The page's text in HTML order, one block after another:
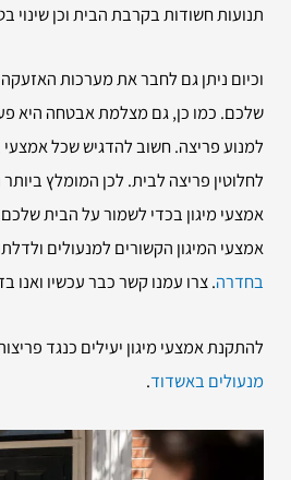
תנועות חשודות בקרבת הבית וכן שינוי
וכיום ניתן גם לחבר את מערכות
שלכם. כמו כן, גם מצלמת אבטחה היא
למנוע פריצה. חשוב להדגיש שכל אמצעי
לחלוטין פריצה לבית. לכן המומלץ
אמצעי מיגון בכדי לשמור על הבית
אמצעי המיגון הקשורים למנעולים
בחדרה. צרו עמנו קשר כבר עכשיו ואנו
להתקנת אמצעי מיגון יעילים כנגד
מנעולים באשדוד.